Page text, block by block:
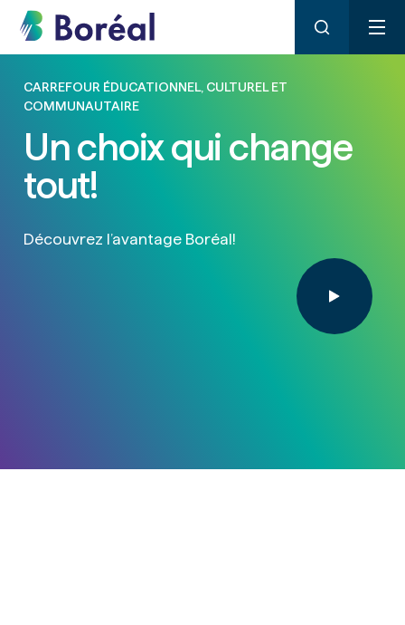
CARREFOUR ÉDUCATIONNEL, CULTUREL ET
COMMUNAUTAIRE
Un choix qui change
tout!
Découvrez l’avantage Boréal!